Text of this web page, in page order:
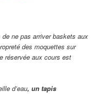
ne pas arriver baskets aux
des moquettes sur
réservée aux cours est
d’eau, un tapis